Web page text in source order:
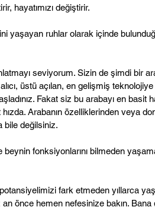
hayatımızı değiştirir.
yaşayan ruhlar olarak içinde
seviyorum. Sizin de şimdi bir
üstü açılan, en gelişmiş
Fakat siz bu arabayı en basit
Arabanın özelliklerinden veya
bile değilsiniz.
fonksiyonlarını bilmeden
fark etmeden yıllarca
an önce hemen nefesinize bakın.